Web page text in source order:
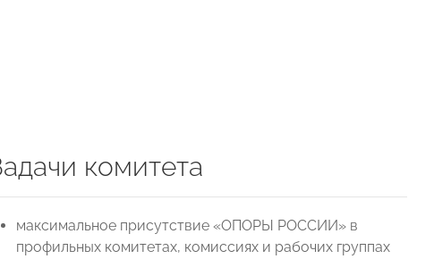
комитета
максимальное присутствие «ОПОРЫ РОССИИ» в
профильных комитетах, комиссиях и рабочих группах